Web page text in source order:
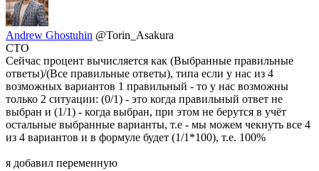
Andrew Ghostuhin @Torin_Asakura
CTO
Сейчас процент вычисляется как (Выбранные правильные
ответы)/(Все правильные ответы), типа если у нас из 4
возможных вариантов 1 правильный - то у нас возможны
только 2 ситуации: (0/1) - это когда правильный ответ не
выбран и (1/1) - когда выбран, при этом не берутся в учёт
остальные выбранные варианты, т.е - мы можем чекнуть все 4
из 4 вариантов и в формуле будет (1/1*100), т.е. 100%
я добавил переменную